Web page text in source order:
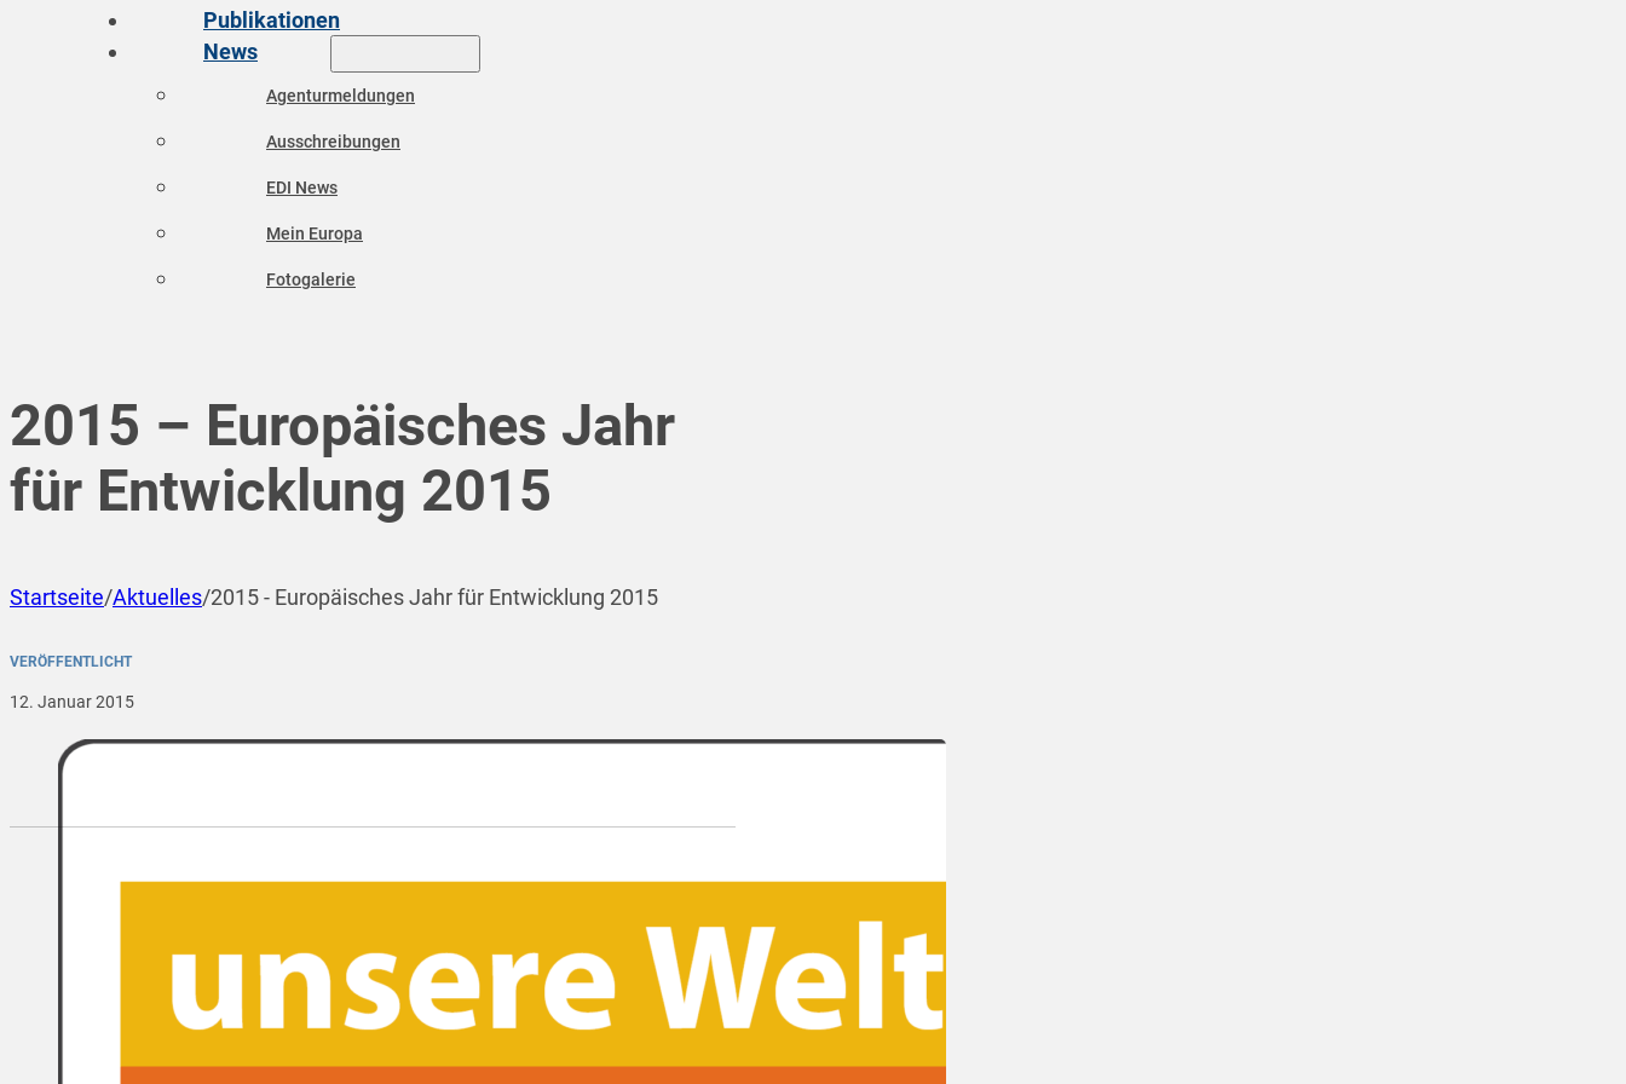
Publikationen
News
Agenturmeldungen
Ausschreibungen
EDI News
Mein Europa
Fotogalerie
2015 – Europäisches Jahr
für Entwicklung 2015
Startseite/Aktuelles/2015 - Europäisches Jahr für Entwicklung 2015
VERÖFFENTLICHT
12. Januar 2015